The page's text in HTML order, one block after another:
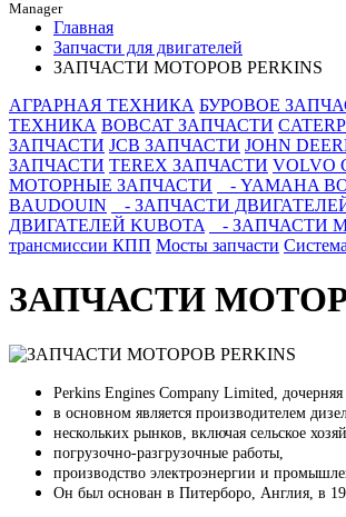
Главная
Запчасти для двигателей
ЗАПЧАСТИ МОТОРОВ PERKINS
АГРАРНАЯ ТЕХНИКА БУРОВОЕ
ТЕХНИКА BOBCAT ЗАПЧАСТИ
ЗАПЧАСТИ JCB ЗАПЧАСТИ JOHN
ЗАПЧАСТИ TEREX ЗАПЧАСТИ VOLVO
МОТОРНЫЕ ЗАПЧАСТИ
- YAMAHA
BAUDOUIN
- ЗАПЧАСТИ ДВИГАТЕЛЕЙ
ДВИГАТЕЛЕЙ KUBOTA
- ЗАПЧАСТИ
трансмиссии КПП Мосты запчасти
ЗАПЧАСТИ
Perkins Engines Company Limited,
в основном является производителем
нескольких рынков, включая сельское
погрузочно-разгрузочные работы,
производство электроэнергии и
Он был основан в Питерборо, Англия, в